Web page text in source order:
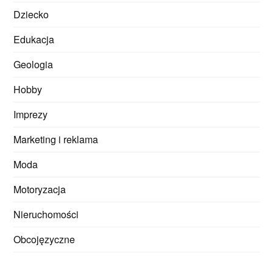
Dziecko
Edukacja
Geologia
Hobby
Imprezy
Marketing i reklama
Moda
Motoryzacja
Nieruchomości
Obcojęzyczne